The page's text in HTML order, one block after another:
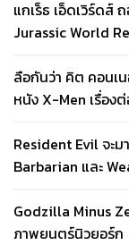
แกเร็ธ เอ็ดเวิร์ดส์
Jurassic World
ลือกันว่า คิต คอนเ
หนัง X-Men เรื่องต่
Resident Evil จะ
Barbarian และ
Godzilla Minus
ภาพยนตร์นิวยอร์ก